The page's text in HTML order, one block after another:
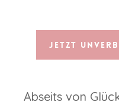
Jetzt
Abseits von